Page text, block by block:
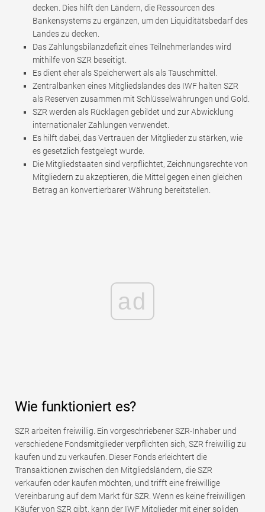
decken. Dies hilft den Ländern, die Ressourcen des
Bankensystems zu ergänzen, um den Liquiditätsbedarf des
Landes zu decken.
Das Zahlungsbilanzdefizit eines Teilnehmerlandes wird
mithilfe von SZR beseitigt.
Es dient eher als Speicherwert als als Tauschmittel.
Zentralbanken eines Mitgliedslandes des IWF halten SZR
als Reserven zusammen mit Schlüsselwährungen und Gold.
SZR werden als Rücklagen gebildet und zur Abwicklung
internationaler Zahlungen verwendet.
Es hilft dabei, das Vertrauen der Mitglieder zu stärken, wie
es gesetzlich festgelegt wurde.
Die Mitgliedstaaten sind verpflichtet, Zeichnungsrechte von
Mitgliedern zu akzeptieren, die Mittel gegen einen gleichen
Betrag an konvertierbarer Währung bereitstellen.
ad
Wie funktioniert es?
SZR arbeiten freiwillig. Ein vorgeschriebener SZR-Inhaber und
verschiedene Fondsmitglieder verpflichten sich, SZR freiwillig zu
kaufen und zu verkaufen. Dieser Fonds erleichtert die
Transaktionen zwischen den Mitgliedsländern, die SZR
verkaufen oder kaufen möchten, und trifft eine freiwillige
Vereinbarung auf dem Markt für SZR. Wenn es keine freiwilligen
Käufer von SZR gibt, kann der IWF Mitglieder mit einer soliden